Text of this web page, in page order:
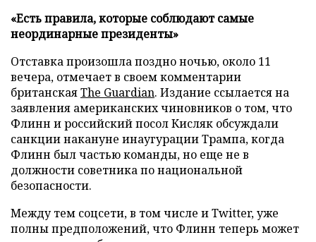
«Есть правила, которые соблюдают самые
неординарные президенты»
Отставка произошла поздно ночью, около 11
вечера, отмечает в своем комментарии
британскаяThe Guardian. Издание ссылается на
заявления американских чиновников о том, что
Флинн и российский посол Кисляк обсуждали
санкции накануне инаугурации Трампа, когда
Флинн был частью команды, но еще не в
должности советника по национальной
безопасности.
Между тем соцсети, в том числе и Twitter, уже
полны предположений, что Флинн теперь может